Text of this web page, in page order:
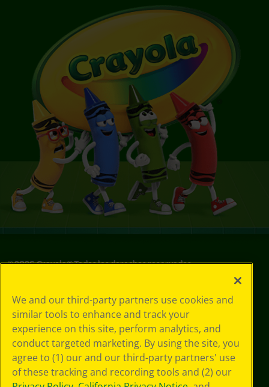
©2026Crayola® Todos los derechos reservados.
de privacidad
Política de
privacidad
Términos de SMS
GDPR
Aviso de
privacidad de CA
We and our third-party partners use cookies and
similar tools to enhance and track your
experience on this site, perform analytics, and
conduct targeted marketing. By using the site, you
agree to (1) our and our third-party partners' use
of these tracking and recording tools and (2) our